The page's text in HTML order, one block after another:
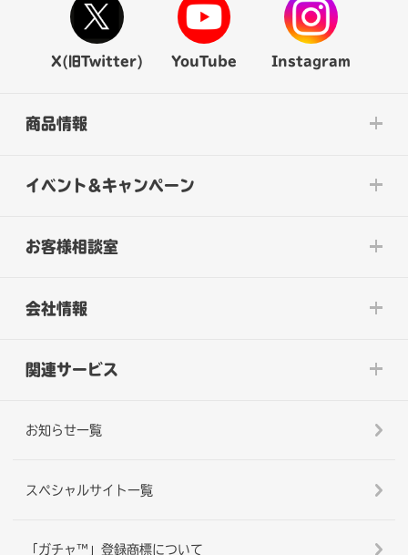
X(旧Twitter) YouTube Instagram
商品情報
イベント&キャンペーン
お客様相談室
会社情報
関連サービス
お知らせ一覧
スペシャルサイト一覧
「ガチャ™」登録商標について